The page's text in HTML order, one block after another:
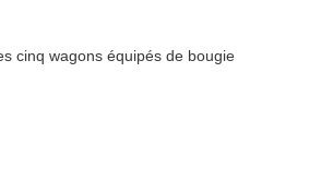
cinq wagons équipés de bougie